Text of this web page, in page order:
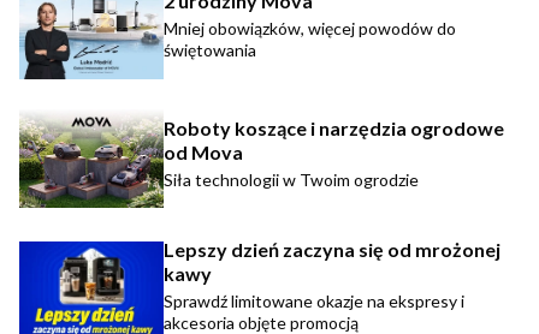
Mniej obowiązków, więcej powodów do
świętowania
Roboty koszące i narzędzia ogrodowe
od Mova
Siła technologii w Twoim ogrodzie
Lepszy dzień zaczyna się od mrożonej
kawy
Sprawdź limitowane okazje na ekspresy i
akcesoria objęte promocją